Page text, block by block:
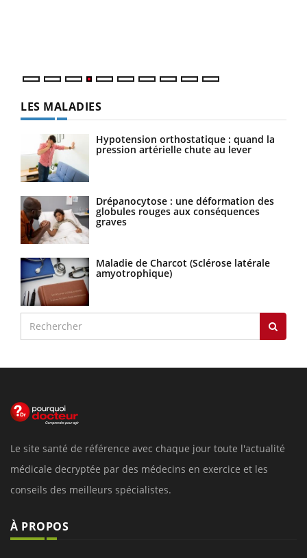
LES MALADIES
Hypotension orthostatique : quand la
pression artérielle chute au lever
Drépanocytose : une déformation des
globules rouges aux conséquences
graves
Maladie de Charcot (Sclérose latérale
amyotrophique)
Le site santé de référence avec chaque jour toute l'actualité
médicale decryptée par des médecins en exercice et les
conseils des meilleurs spécialistes.
À PROPOS